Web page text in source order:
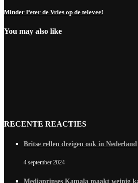
Minder Peter de Vries op de televee!
You may also like
RECENTE REACTIES
Britse rellen dreigen ook in Nederland
4 september 2024
Mediaprinses Kamala maakt weinig